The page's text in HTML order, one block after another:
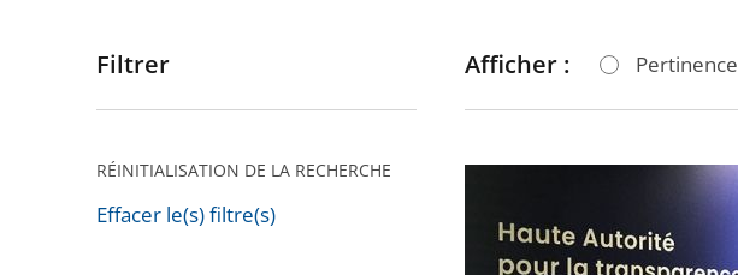
Passer
pour
après
Filtrer
RÉINITIALISATION DE LA RECHERCHE
Effacer le(s) filtre(s)
Afficher : Pertinence
patrimoine